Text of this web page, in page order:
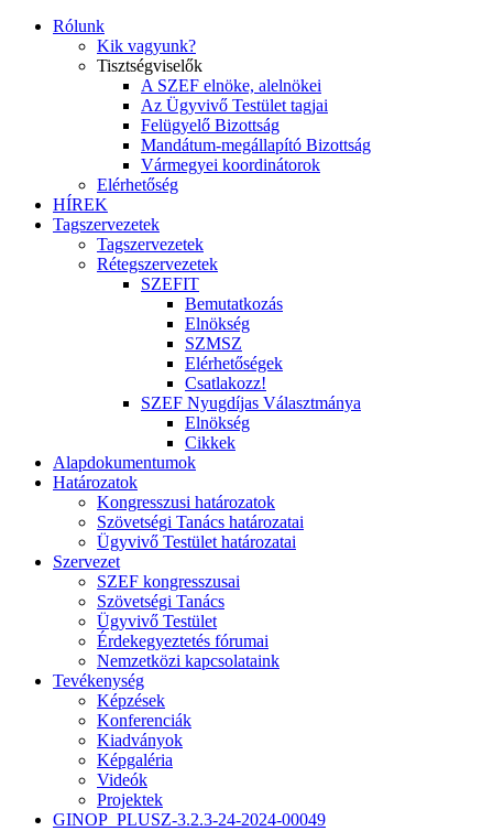
Rólunk
Kik vagyunk?
Tisztségviselők
A SZEF elnöke, alelnökei
Az Ügyvivő Testület tagjai
Felügyelő Bizottság
Mandátum-megállapító Bizottság
Vármegyei koordinátorok
Elérhetőség
HÍREK
Tagszervezetek
Tagszervezetek
Rétegszervezetek
SZEFIT
Bemutatkozás
Elnökség
SZMSZ
Elérhetőségek
Csatlakozz!
SZEF Nyugdíjas Választmánya
Elnökség
Cikkek
Alapdokumentumok
Határozatok
Kongresszusi határozatok
Szövetségi Tanács határozatai
Ügyvivő Testület határozatai
Szervezet
SZEF kongresszusai
Szövetségi Tanács
Ügyvivő Testület
Érdekegyeztetés fórumai
Nemzetközi kapcsolataink
Tevékenység
Képzések
Konferenciák
Kiadványok
Képgaléria
Videók
Projektek
GINOP_PLUSZ-3.2.3-24-2024-00049